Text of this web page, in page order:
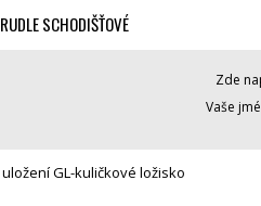
SCHODIŠŤOVÉ
Zde
Vaše
GL-kuličkové ložisko